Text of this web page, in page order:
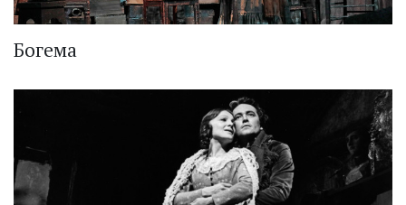
Богема